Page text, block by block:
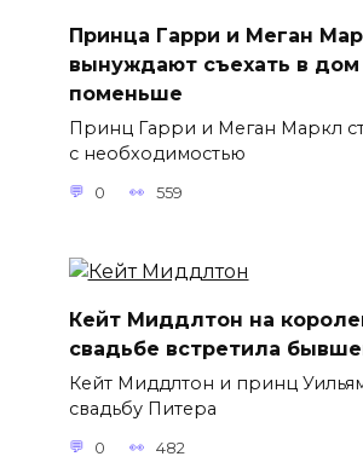
Принца Гарри и Меган
вынуждают съехать в дом
поменьше
Принц Гарри и Меган Маркл
с необходимостью
0 559
Кейт Миддлтон на
свадьбе встретила
Кейт Миддлтон и принц
свадьбу Питера
0 482